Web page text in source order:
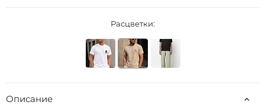
Расцветки:
Описание